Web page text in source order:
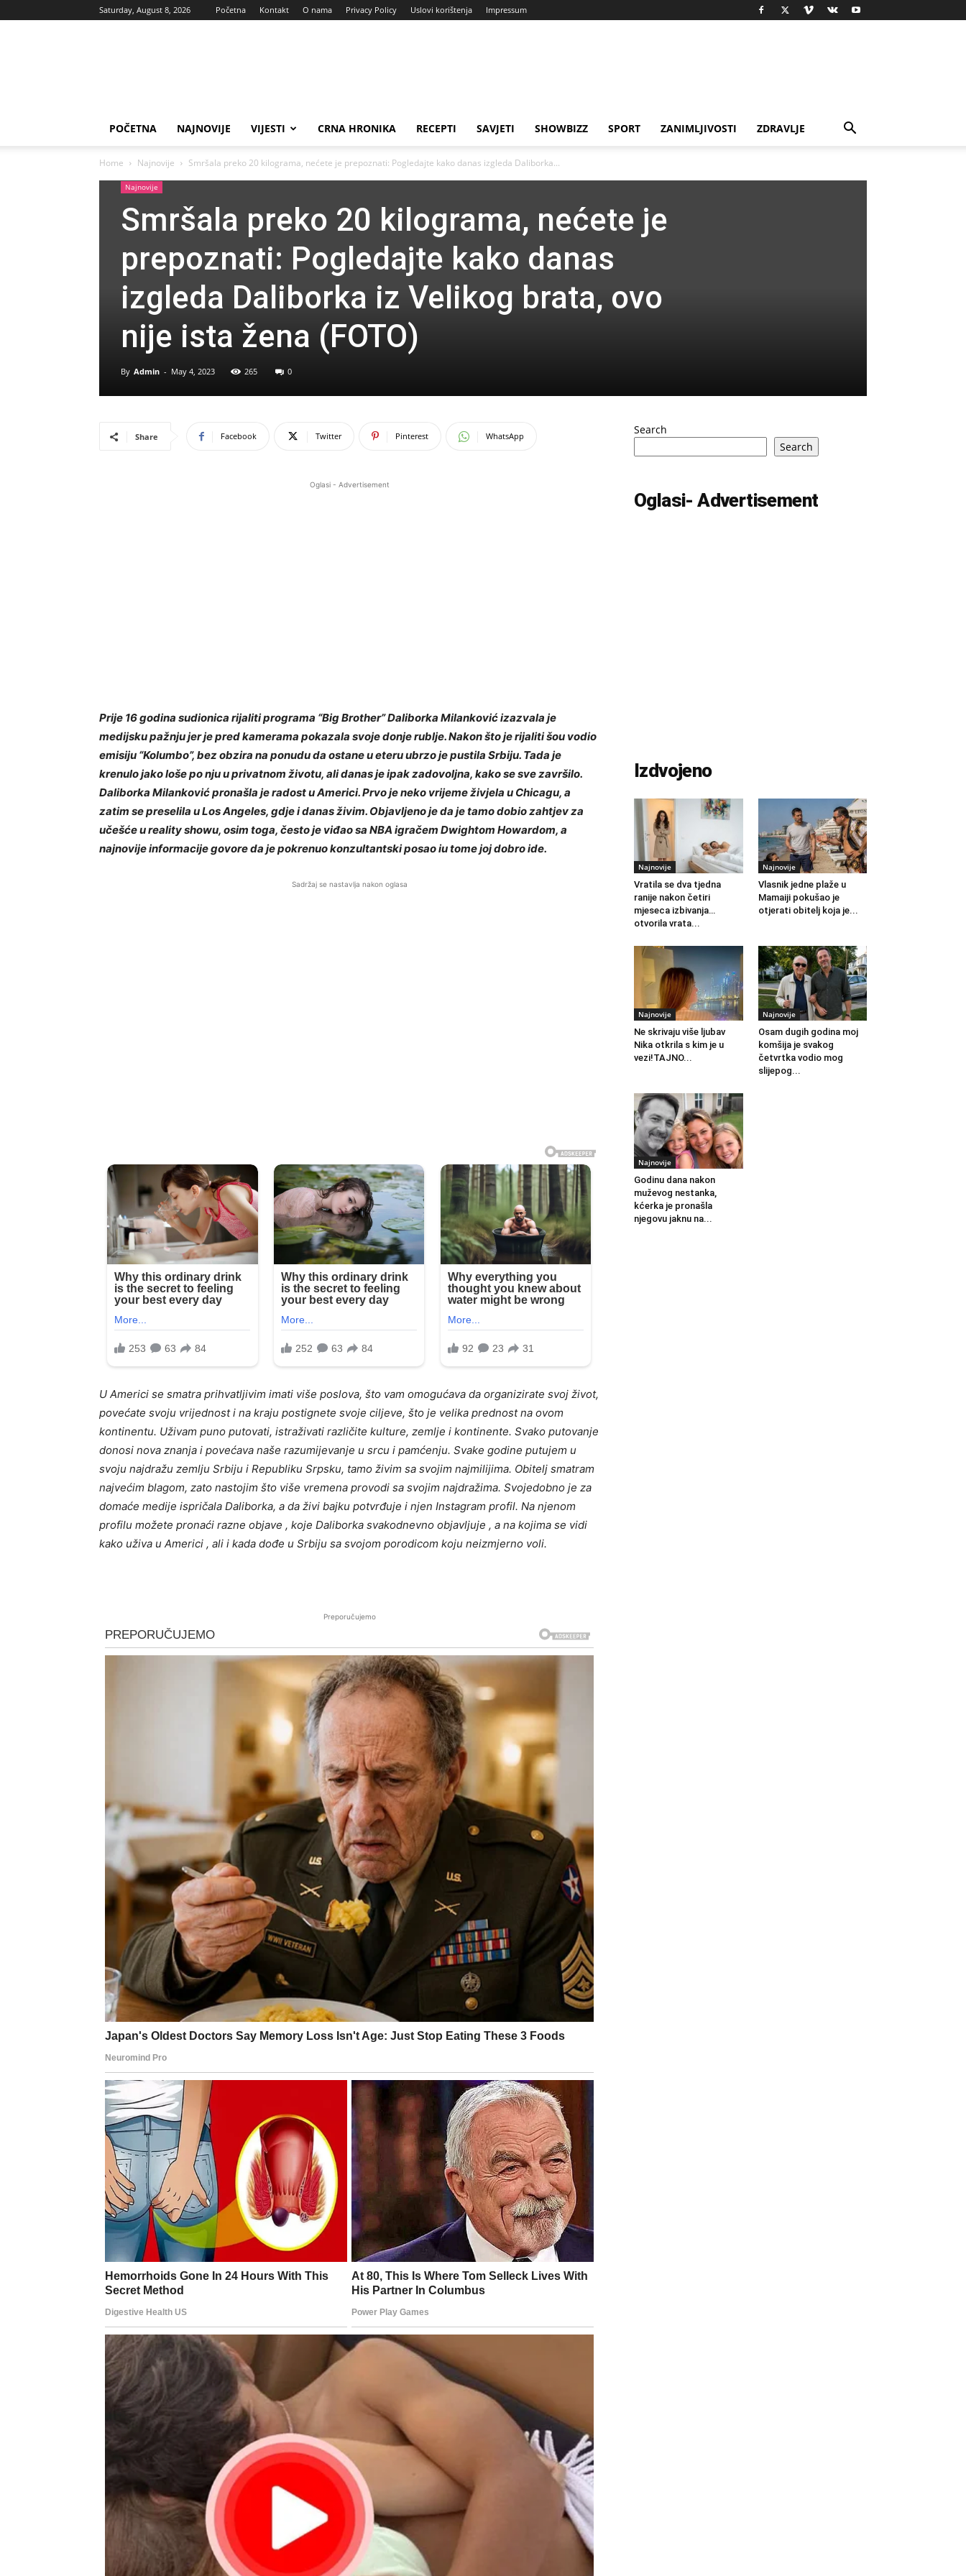
Saturday, August 8, 2026 Početna Kontakt O nama Privacy Policy Uslovi korištenja Impressum
POČETNA NAJNOVIJE VIJESTI CRNA HRONIKA RECEPTI SAVJETI SHOWBIZZ SPORT ZANIMLJIVOSTI ZDRAVLJE
Home Najnovije Smršala preko 20 kilograma, nećete je prepoznati: Pogledajte kako danas izgleda Daliborka...
Najnovije
Smršala preko 20 kilograma, nećete je
prepoznati: Pogledajte kako danas
izgleda Daliborka iz Velikog brata, ovo
nije ista žena (FOTO)
By Admin - May 4, 2023 265 0
Share Facebook Twitter Pinterest WhatsApp
Oglasi - Advertisement
Prije 16 godina sudionica rijaliti programa “Big Brother” Daliborka Milanković izazvala je
medijsku pažnju jer je pred kamerama pokazala svoje donje rublje.Nakon što je rijaliti šou vodio
emisiju “Kolumbo”, bez obzira na ponudu da ostane u eteru ubrzo je pustila Srbiju. Tada je
krenulo jako loše po nju u privatnom životu, ali danas je ipak zadovoljna, kako se sve završilo.
Daliborka Milanković pronašla je radost u Americi.Prvo je neko vrijeme živjela u Chicagu, a
zatim se preselila u Los Angeles, gdje i danas živim. Objavljeno je da je tamo dobio zahtjev za
učešće u reality showu, osim toga, često je viđao sa NBA igračem Dwightom Howardom, a
najnovije informacije govore da je pokrenuo konzultantski posao iu tome joj dobro ide.
Sadržaj se nastavlja nakon oglasa
U Americi se smatra prihvatljivim imati više poslova, što vam omogućava da organizirate svoj život,
povećate svoju vrijednost i na kraju postignete svoje ciljeve, što je velika prednost na ovom
kontinentu. Uživam puno putovati, istraživati ​​različite kulture, zemlje i kontinente. Svako putovanje
donosi nova znanja i povećava naše razumijevanje u srcu i pamćenju. Svake godine putujem u
svoju najdražu zemlju Srbiju i Republiku Srpsku, tamo živim sa svojim najmilijima. Obitelj smatram
najvećim blagom, zato nastojim što više vremena provodi sa svojim najdražima. Svojedobno je za
domaće medije ispričala Daliborka, a da živi bajku potvrđuje i njen Instagram profil. Na njenom
profilu možete pronaći razne objave , koje Daliborka svakodnevno objavljuje , a na kojima se vidi
kako uživa u Americi , ali i kada dođe u Srbiju sa svojom porodicom koju neizmjerno voli.
Preporučujemo
Search
Search
Oglasi- Advertisement
Izdvojeno
Najnovije
Vratila se dva tjedna
ranije nakon četiri
mjeseca izbivanja…
otvorila vrata...
Najnovije
Vlasnik jedne plaže u
Mamaiji pokušao je
otjerati obitelj koja je...
Najnovije
Ne skrivaju više ljubav
Nika otkrila s kim je u
vezi!TAJNO...
Najnovije
Osam dugih godina moj
komšija je svakog
četvrtka vodio mog
slijepog...
Najnovije
Godinu dana nakon
muževog nestanka,
kćerka je pronašla
njegovu jaknu na...